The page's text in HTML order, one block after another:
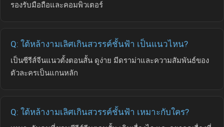
รองรับมือถือและคอมพิวเตอร์
Q: ใต้หล้างามเลิศเกินสวรรค์ชั้นฟ้า เป็นแนวไหน?
เป็นซีรีส์จีนแนวตั้งตอนสั้น ดูง่าย มีดราม่าและความสัมพันธ์ของ
ตัวละครเป็นแกนหลัก
Q: ใต้หล้างามเลิศเกินสวรรค์ชั้นฟ้า เหมาะกับใคร?